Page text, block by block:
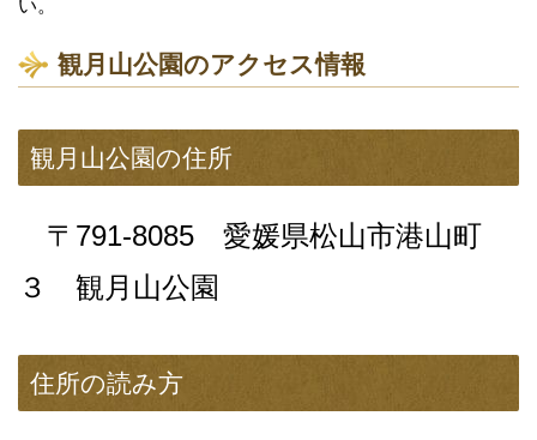
い。
観月山公園のアクセス情報
観月山公園の住所
〒791-8085 愛媛県松山市港山町
３ 観月山公園
住所の読み方